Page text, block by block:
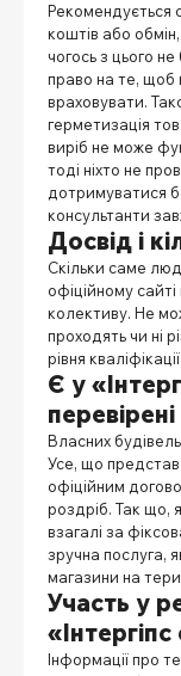
Рекомендується
коштів або
чогось з цього
право на те, щоб
враховувати.
герметизація
виріб не може
тоді ніхто не
дотримуватися
консультанти
Досвід і
Скільки саме
офіційному
колективу. Не
проходять чи ні
рівня
Є у
Власних
Усе, що
офіційним
роздріб. Так що,
взагалі за
зручна послуга,
магазини на
Участь у
Інформації про